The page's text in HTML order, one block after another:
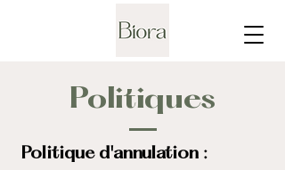
Politiques
Politique d'annulation :